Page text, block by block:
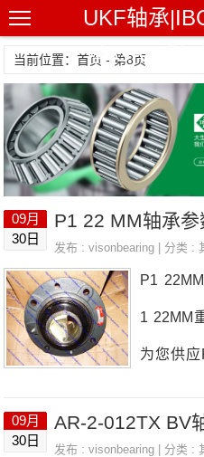
UKF轴承
承|GRW轴
当前位置：首页 - 第8页
09月
30日
发布 :visonbearing | 分类 :
P1
1 22MM
为您供应
P1
09月
30日
发布 :visonbearing | 分类 :